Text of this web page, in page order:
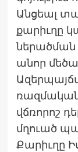
Անցեալ
քարիւղը
ներածման
անոր
վճռորոշ
մղուած
Քարիւղը